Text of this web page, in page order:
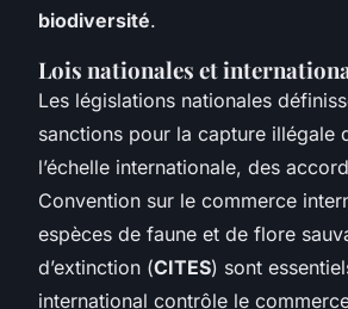
biodiversité.
Lois nationales et
Les législations nationales
sanctions pour la capture illégale
l’échelle internationale, des
Convention sur le commerce
espèces de faune et de flore
d’extinction (CITES) sont
international contrôle le